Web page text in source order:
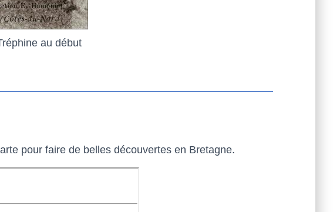
au début
pour faire de belles découvertes en Bretagne.